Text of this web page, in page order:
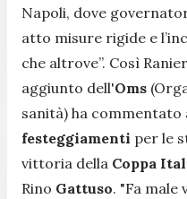
Napoli, dove
atto misure rigide e
che altrove”. Così
aggiunto dell'Oms
sanità) ha commentato
festeggiamenti per le
vittoria della Coppa
Rino Gattuso. "Fa male